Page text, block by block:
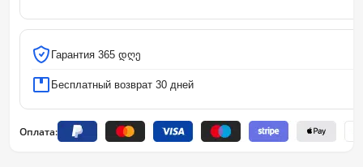
Гарантия 365 დღე
Бесплатный возврат 30 дней
Оплата: